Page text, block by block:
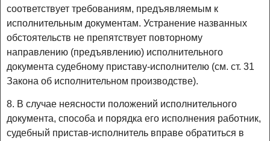
соответствует требованиям, предъявляемым к
исполнительным документам. Устранение названных
обстоятельств не препятствует повторному
направлению (предъявлению) исполнительного
документа судебному приставу-исполнителю (см. ст. 31
Закона об исполнительном производстве).
8. В случае неясности положений исполнительного
документа, способа и порядка его исполнения работник,
судебный пристав-исполнитель вправе обратиться в